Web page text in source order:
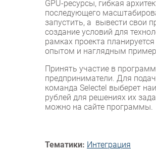
GPU-ресурсы, гибкая
последующего
запустить, а вывести свои
создание условий для
рамках проекта
опытом и наглядным
Принять участие в
предприниматели. Для
команда Selectel выберет
рублей для решениях их
можно на сайте программы.
Тематики: Интеграция